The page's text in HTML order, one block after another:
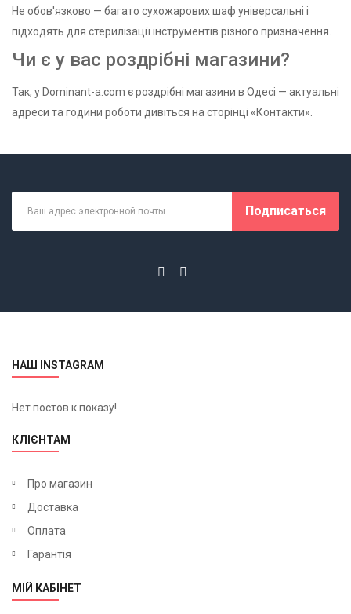
Не обов'язково — багато сухожарових шаф універсальні і
підходять для стерилізації інструментів різного призначення.
Чи є у вас роздрібні магазини?
Так, у Dominant-a.com є роздрібні магазини в Одесі — актуальні
адреси та години роботи дивіться на сторінці «Контакти».
Подписаться
НАШ INSTAGRAM
Нет постов к показу!
КЛІЄНТАМ
Про магазин
Доставка
Оплата
Гарантія
МІЙ КАБІНЕТ